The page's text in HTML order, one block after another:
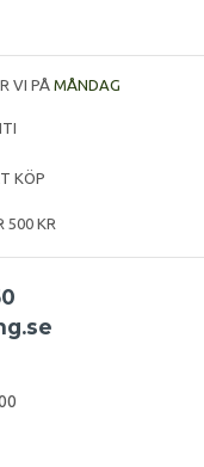
VI PÅ MÅNDAG
KÖP
500 KR